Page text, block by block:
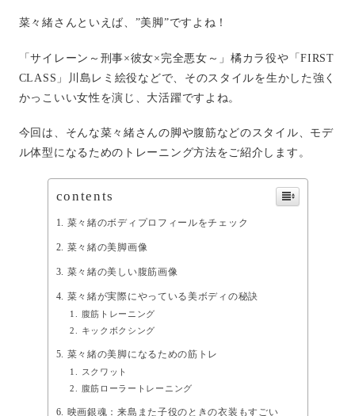
菜々緒さんといえば、”美脚”ですよね！
「サイレーン～刑事×彼女×完全悪女～」橘カラ役や「FIRST
CLASS」川島レミ絵役などで、そのスタイルを生かした強く
かっこいい女性を演じ、大活躍ですよね。
今回は、そんな菜々緒さんの脚や腹筋などのスタイル、モデ
ル体型になるためのトレーニング方法をご紹介します。
contents
菜々緒のボディプロフィールをチェック
菜々緒の美脚画像
菜々緒の美しい腹筋画像
菜々緒が実際にやっている美ボディの秘訣
腹筋トレーニング
キックボクシング
菜々緒の美脚になるための筋トレ
スクワット
腹筋ローラートレーニング
映画銀魂：来島また子役のときの衣装もすごい